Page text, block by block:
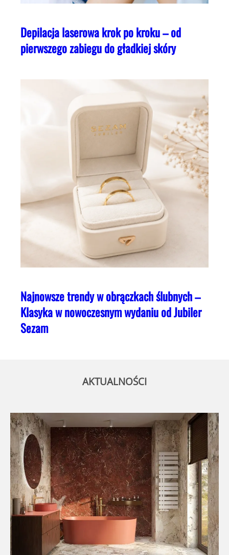
Depilacja laserowa krok po kroku – od
pierwszego zabiegu do gładkiej skóry
Najnowsze trendy w obrączkach ślubnych –
Klasyka w nowoczesnym wydaniu od Jubiler
Sezam
AKTUALNOŚCI